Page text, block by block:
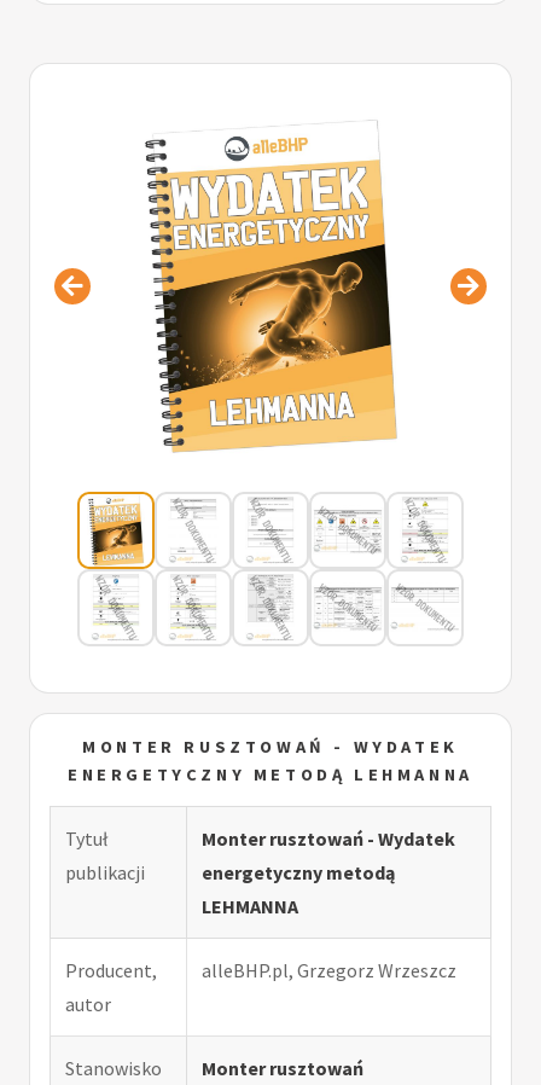
MONTER RUSZTOWAŃ - WYDATEK
ENERGETYCZNY METODĄ LEHMANNA
Tytuł
publikacji
Monter rusztowań - Wydatek
energetyczny metodą
LEHMANNA
Producent,
autor
alleBHP.pl, Grzegorz Wrzeszcz
Stanowisko Monter rusztowań